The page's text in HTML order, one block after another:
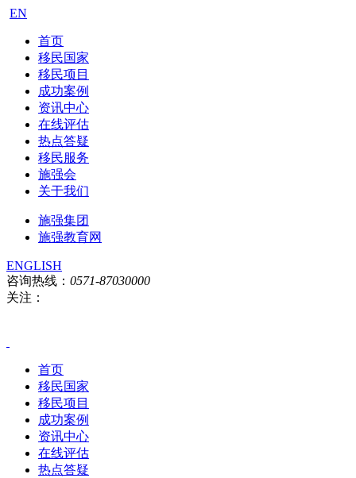
EN
首页
移民国家
移民项目
成功案例
资讯中心
在线评估
热点答疑
移民服务
施强会
关于我们
施强集团
施强教育网
ENGLISH
咨询热线： 0571-87030000
关注：
首页
移民国家
移民项目
成功案例
资讯中心
在线评估
热点答疑